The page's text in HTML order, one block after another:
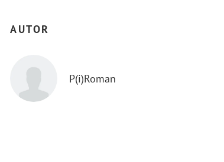
AUTOR
P(i)Roman